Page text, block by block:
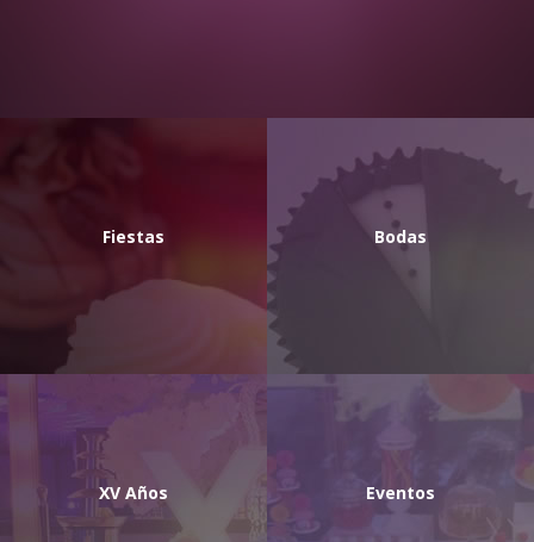
Fiestas Bodas
XV Años Eventos